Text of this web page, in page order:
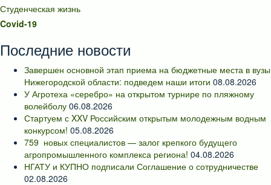
Студенческая жизнь
Covid-19
Последние новости
Завершен основной этап приема на бюджетные места в вузы
Нижегородской области: подведем наши итоги 08.08.2026
У Агротеха «серебро» на открытом турнире по пляжному
волейболу 06.08.2026
Стартуем с XXV Российским открытым молодежным водным
конкурсом! 05.08.2026
759 новых специалистов — залог крепкого будущего
агропромышленного комплекса региона! 04.08.2026
НГАТУ и КУПНО подписали Соглашение о сотрудничестве
02.08.2026